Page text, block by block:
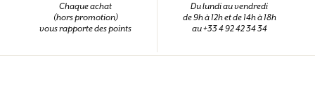
Chaque achat
(hors promotion)
vous rapporte des points
Du lundi au vendredi
de 9h à 12h et de 14h à 18h
au +33 4 92 42 34 34